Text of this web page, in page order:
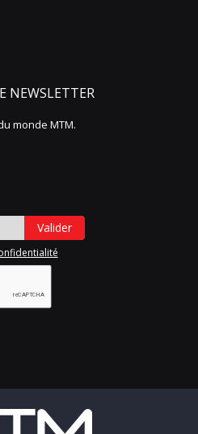
NEWSLETTER
monde MTM.
Valider